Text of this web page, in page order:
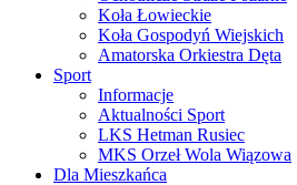
Koła Łowieckie
Koła Gospodyń Wiejskich
Amatorska Orkiestra Dęta
Sport
Informacje
Aktualności Sport
LKS Hetman Rusiec
MKS Orzeł Wola Wiązowa
Dla Mieszkańca